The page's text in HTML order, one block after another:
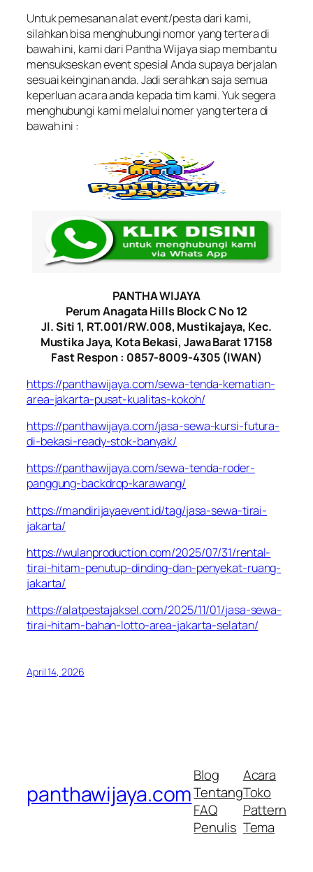
Untuk pemesanan alat event/pesta dari kami,
silahkan bisa menghubungi nomor yang tertera di
bawah ini, kami dari Pantha Wijaya siap membantu
mensukseskan event spesial Anda supaya berjalan
sesuai keinginan anda. Jadi serahkan saja semua
keperluan acara anda kepada tim kami. Yuk segera
menghubungi kami melalui nomer yang tertera di
bawah ini :
PANTHA WIJAYA
Perum Anagata Hills Block C No 12
Jl. Siti 1, RT.001/RW.008, Mustikajaya, Kec.
Mustika Jaya, Kota Bekasi, Jawa Barat 17158
Fast Respon : 0857-8009-4305 (IWAN)
https://panthawijaya.com/sewa-tenda-kematian-
area-jakarta-pusat-kualitas-kokoh/
https://panthawijaya.com/jasa-sewa-kursi-futura-
di-bekasi-ready-stok-banyak/
https://panthawijaya.com/sewa-tenda-roder-
panggung-backdrop-karawang/
https://mandirijayaevent.id/tag/jasa-sewa-tirai-
jakarta/
https://wulanproduction.com/2025/07/31/rental-
tirai-hitam-penutup-dinding-dan-penyekat-ruang-
jakarta/
https://alatpestajaksel.com/2025/11/01/jasa-sewa-
tirai-hitam-bahan-lotto-area-jakarta-selatan/
April 14, 2026
panthawijaya.com
Blog
Tentang
FAQ
Penulis
Acara
Toko
Pattern
Tema